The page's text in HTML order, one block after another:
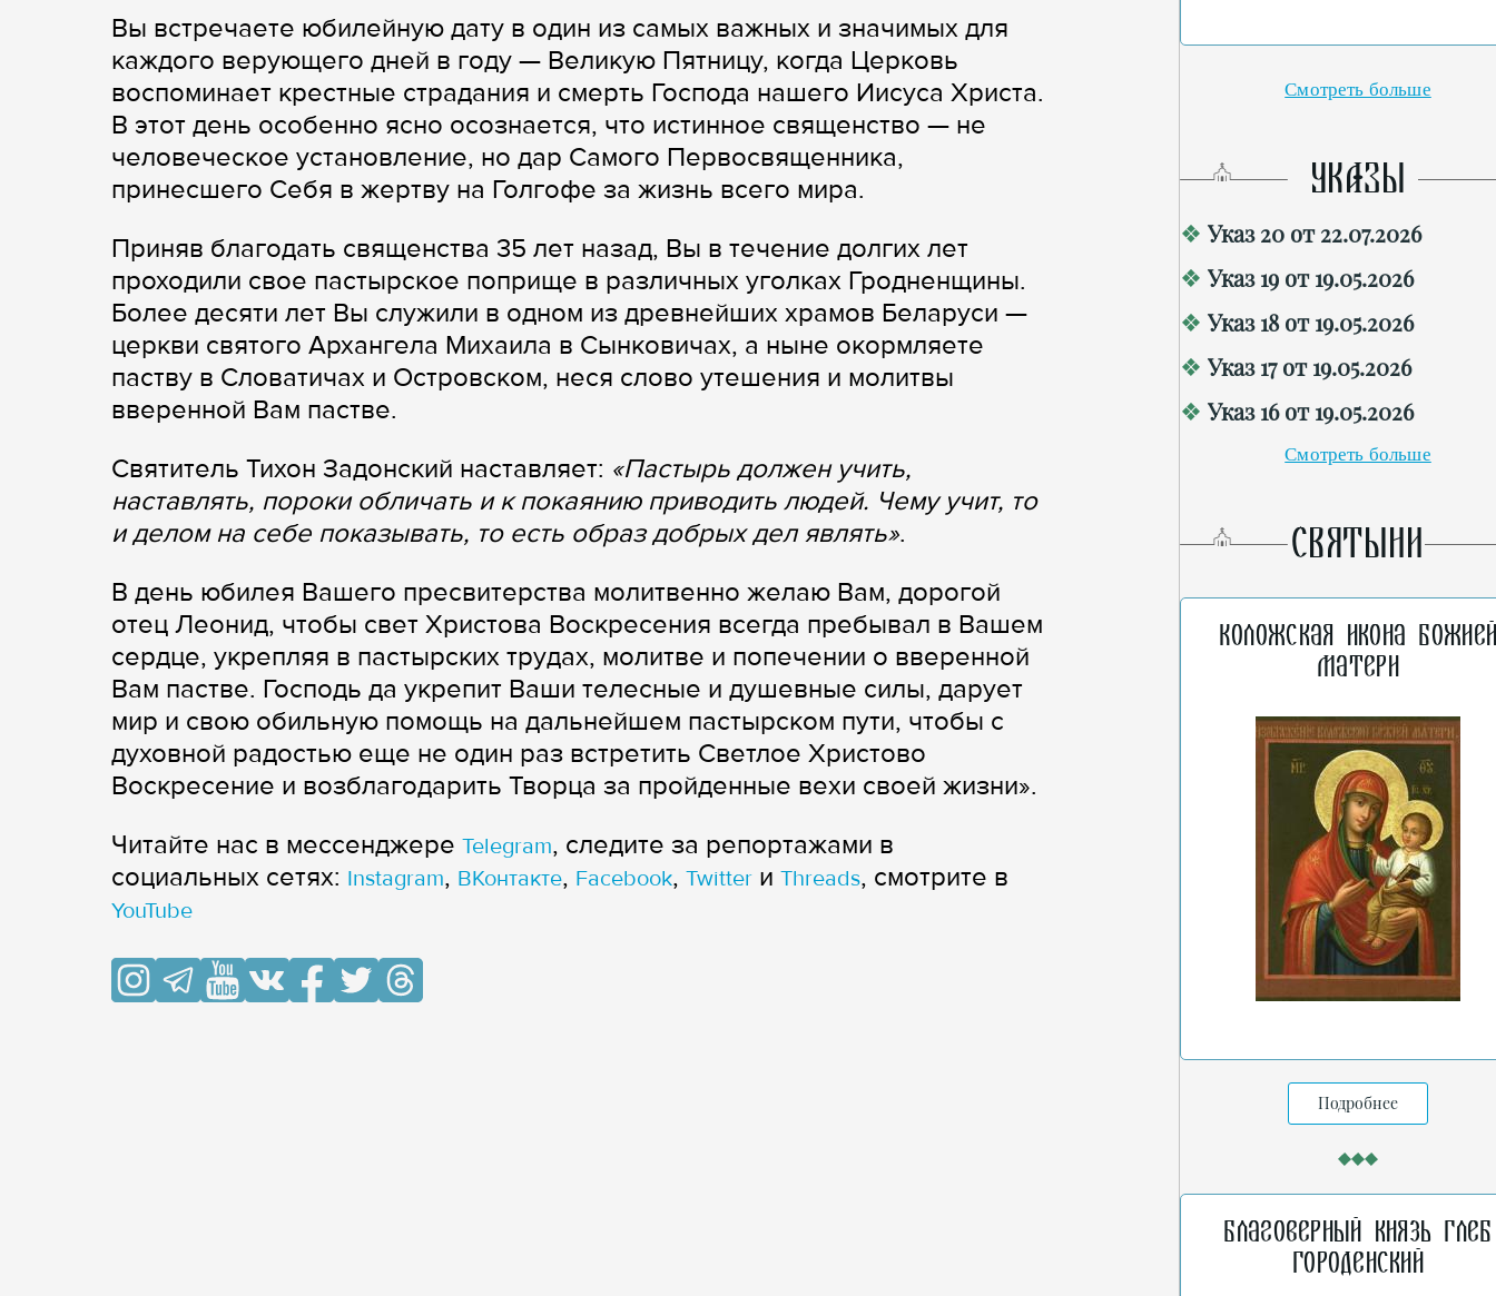
Вы встречаете юбилейную дату в один из самых важных и значимых для
каждого верующего дней в году — Великую Пятницу, когда Церковь
воспоминает крестные страдания и смерть Господа нашего Иисуса Христа.
В этот день особенно ясно осознается, что истинное священство — не
человеческое установление, но дар Самого Первосвященника,
принесшего Себя в жертву на Голгофе за жизнь всего мира.
Приняв благодать священства 35 лет назад, Вы в течение долгих лет
проходили свое пастырское поприще в различных уголках Гродненщины.
Более десяти лет Вы служили в одном из древнейших храмов Беларуси —
церкви святого Архангела Михаила в Сынковичах, а ныне окормляете
паству в Словатичах и Островском, неся слово утешения и молитвы
вверенной Вам пастве.
Святитель Тихон Задонский наставляет: «Пастырь должен учить,
наставлять, пороки обличать и к покаянию приводить людей. Чему учит, то
и делом на себе показывать, то есть образ добрых дел являть».
В день юбилея Вашего пресвитерства молитвенно желаю Вам, дорогой
отец Леонид, чтобы свет Христова Воскресения всегда пребывал в Вашем
сердце, укрепляя в пастырских трудах, молитве и попечении о вверенной
Вам пастве. Господь да укрепит Ваши телесные и душевные силы, дарует
мир и свою обильную помощь на дальнейшем пастырском пути, чтобы с
духовной радостью еще не один раз встретить Светлое Христово
Воскресение и возблагодарить Творца за пройденные вехи своей жизни».
Читайте нас в мессенджере Telegram, следите за репортажами в
cоциальных сетях: Instagram, ВКонтакте, Facebook, Twitter и Threads, смотрите в
YouTube
Смотреть больше
УКАЗЫ
Указ 20 от 22.07.2026
Указ 19 от 19.05.2026
Указ 18 от 19.05.2026
Указ 17 от 19.05.2026
Указ 16 от 19.05.2026
Смотреть больше
СВЯТЫНИ
Коложская икона
Матери
Подробнее
Благоверный князь Глеб
Городенский